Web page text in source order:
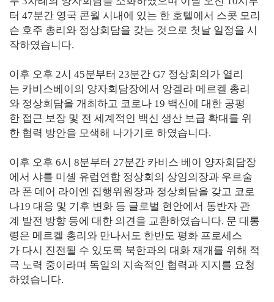
터 47분간 영국 콘월 시내에 있는 한 호텔에서 스콧 모리
슨 호주 총리와 정상회담을 갖는 것으로 첫날 일정을 시
작하였습니다.
이후 오후 2시 45분부터 23분간 G7 정상회의가 열리
는 카비스베이의 양자회담장에서 앙겔라 메르켈 총리
와 정상회담을 개최하고 코로나 19 백신에 대한 공평
한 접근 보장 및 전 세계적인 백신 생산 보급 확대를 위
한 협력 방안을 모색해 나가기로 하였습니다.
이후 오후 6시 8분부터 27분간 카비스 베이 양자회담장
에서 샤를 미셸 유럽연합 정상회의 상임의장과 우르술
라 폰 데어 라이엔 집행위원장과 정상회담을 갖고 코로
나19 대응 및 기후 변화 등 글로벌 현안에서 동반자 관
계 발전 방향 등에 대한 의견을 교환하였습니다. 문 대통
령은 메르켈 총리와 만나서도 한반도 평화 프로세스
가 다시 진전될 수 있도록 북한과의 대화 재개를 위해 적
극 노력 중이라며 독일의 지속적인 협력과 지지를 요청
하였습니다.